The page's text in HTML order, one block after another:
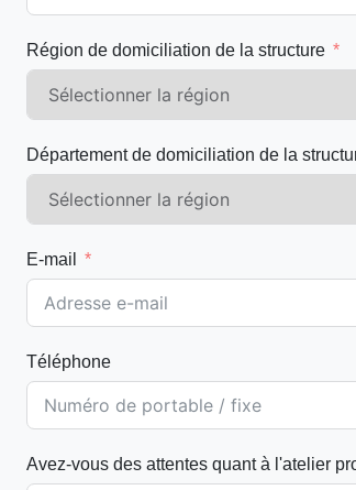
Région de domiciliation de la structure
Département de domiciliation de la
E-mail
Téléphone
Avez-vous des attentes quant à l'atelier